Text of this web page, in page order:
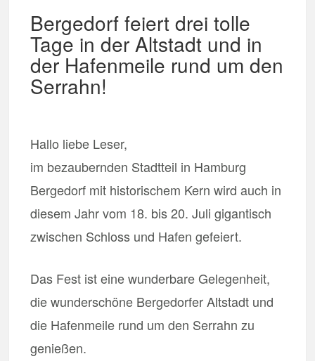
Bergedorf feiert drei tolle
Tage in der Altstadt und in
der Hafenmeile rund um den
Serrahn!
Hallo liebe Leser,
im bezaubernden Stadtteil in Hamburg
Bergedorf mit historischem Kern wird auch in
diesem Jahr vom 18. bis 20. Juli gigantisch
zwischen Schloss und Hafen gefeiert.
Das Fest ist eine wunderbare Gelegenheit,
die wunderschöne Bergedorfer Altstadt und
die Hafenmeile rund um den Serrahn zu
genießen.